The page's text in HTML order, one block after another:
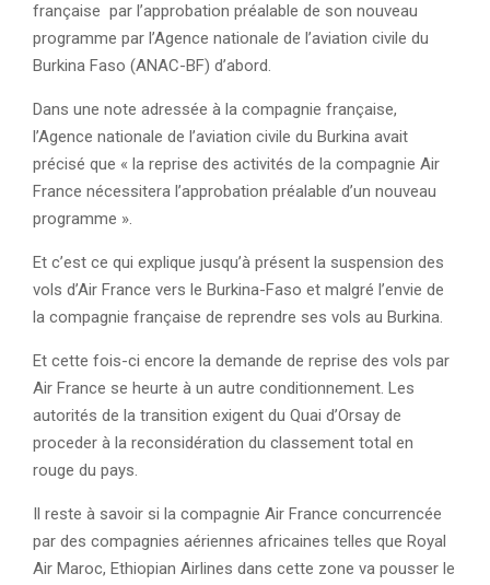
française par l’approbation préalable de son nouveau
programme par l’Agence nationale de l’aviation civile du
Burkina Faso (ANAC-BF) d’abord.
Dans une note adressée à la compagnie française,
l’Agence nationale de l’aviation civile du Burkina avait
précisé que « la reprise des activités de la compagnie Air
France nécessitera l’approbation préalable d’un nouveau
programme ».
Et c’est ce qui explique jusqu’à présent la suspension des
vols d’Air France vers le Burkina-Faso et malgré l’envie de
la compagnie française de reprendre ses vols au Burkina.
Et cette fois-ci encore la demande de reprise des vols par
Air France se heurte à un autre conditionnement. Les
autorités de la transition exigent du Quai d’Orsay de
proceder à la reconsidération du classement total en
rouge du pays.
Il reste à savoir si la compagnie Air France concurrencée
par des compagnies aériennes africaines telles que Royal
Air Maroc, Ethiopian Airlines dans cette zone va pousser le